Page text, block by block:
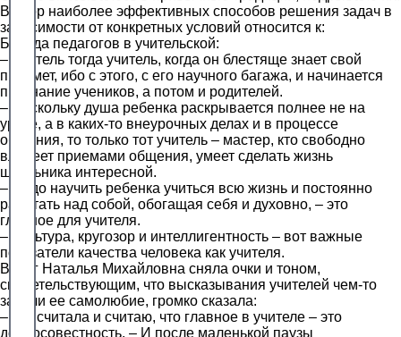
Выбор наиболее эффективных способов решения задач в
зависимости от конкретных условий относится к:
Беседа педагогов в учительской:
– Учитель тогда учитель, когда он блестяще знает свой
предмет, ибо с этого, с его научного багажа, и начинается
признание учеников, а потом и родителей.
– Поскольку душа ребенка раскрывается полнее не на
уроке, а в каких-то внеурочных делах и в процессе
общения, то только тот учитель – мастер, кто свободно
владеет приемами общения, умеет сделать жизнь
школьника интересной.
– Надо научить ребенка учиться всю жизнь и постоянно
работать над собой, обогащая себя и духовно, – это
главное для учителя.
– Культура, кругозор и интеллигентность – вот важные
показатели качества человека как учителя.
Вдруг Наталья Михайловна сняла очки и тоном,
свидетельствующим, что высказывания учителей чем-то
задели ее самолюбие, громко сказала:
– А я считала и считаю, что главное в учителе – это
добросовестность. – И после маленькой паузы